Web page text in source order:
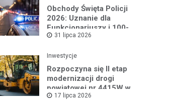
Obchody Święta Policji
2026: Uznanie dla
Funkcjonariuszy i 100-
lecie Dzielnicowych
31 lipca 2026
Inwestycje
Rozpoczyna się II etap
modernizacji drogi
powiatowej nr 4415W w
Leszczydole
17 lipca 2026